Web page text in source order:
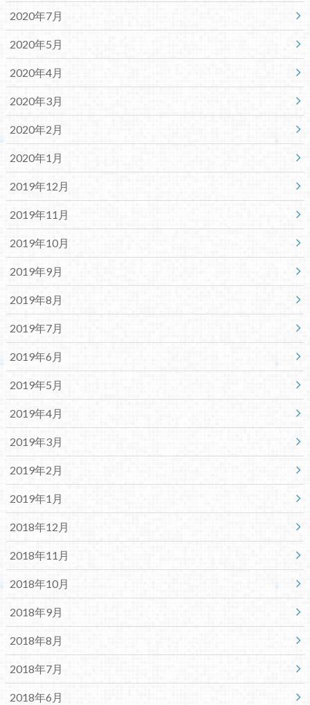
2020年7月
2020年5月
2020年4月
2020年3月
2020年2月
2020年1月
2019年12月
2019年11月
2019年10月
2019年9月
2019年8月
2019年7月
2019年6月
2019年5月
2019年4月
2019年3月
2019年2月
2019年1月
2018年12月
2018年11月
2018年10月
2018年9月
2018年8月
2018年7月
2018年6月